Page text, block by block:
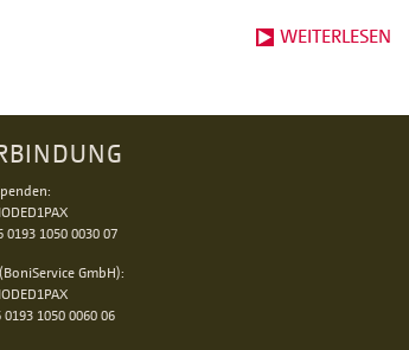
WEITERLESEN
0193 1050 0030 07
GmbH):
0193 1050 0060 06